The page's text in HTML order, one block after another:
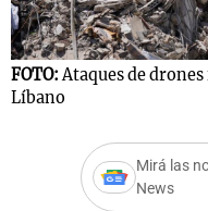
FOTO:Ataques de
Líbano
Mirá las
News
Notas